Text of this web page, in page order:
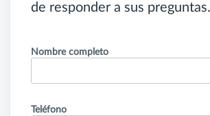
de responder a sus preguntas.
Nombre completo
Teléfono